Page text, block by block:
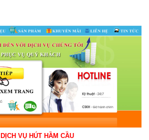
DỊCH VỤ HÚT HẦM CẦU